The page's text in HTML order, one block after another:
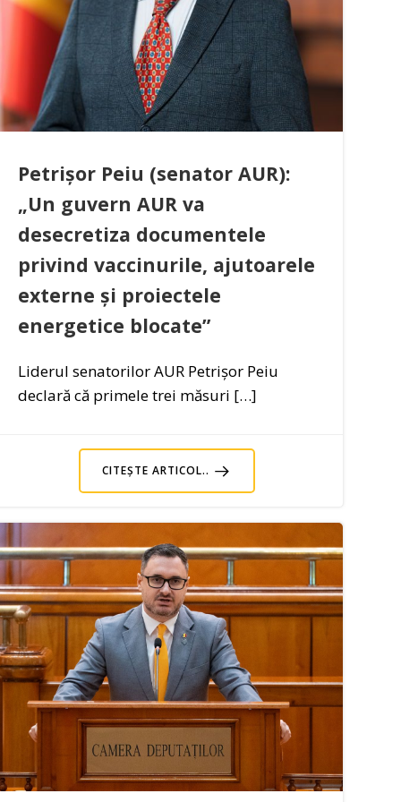
Petrișor Peiu (senator AUR):
„Un guvern AUR va
desecretiza documentele
privind vaccinurile, ajutoarele
externe și proiectele
energetice blocate”
Liderul senatorilor AUR Petrișor Peiu
declară că primele trei măsuri […]
CITEȘTE ARTICOL..